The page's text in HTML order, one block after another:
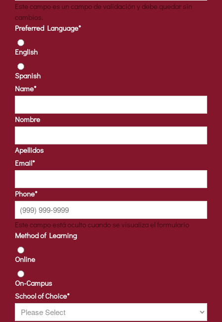
Este campo es un campo de validación y debe quedar sin
cambios.
Preferred Language*
English
Spanish
Name*
Nombre
Apellidos
Email*
Phone*
Este campo está oculto cuando se visualiza el formulario
Method of Learning
Online
On-Campus
School of Choice*